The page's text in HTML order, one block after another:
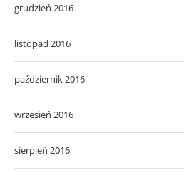
grudzień 2016
listopad 2016
październik 2016
wrzesień 2016
sierpień 2016